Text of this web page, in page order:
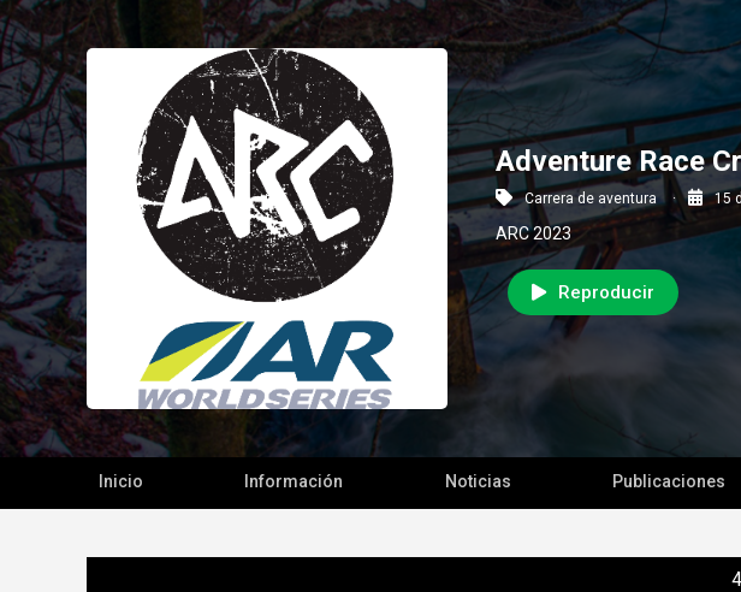
Adventure Race
Carrera de aventura 15
ARC 2023
Reproducir
Inicio Información Noticias Publicaciones